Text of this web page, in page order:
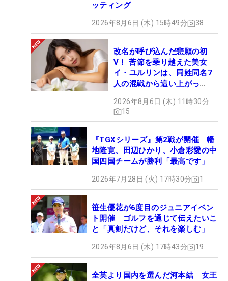
ッティング
2026年8月6日 (木) 15時49分 38
改名が呼び込んだ悲願の初
V！ 苦節を乗り越えた美女
イ・ユルリンは、同姓同名7
人の混戦から這い上がっ
2026年8月6日 (木) 11時30分
15
『TGXシリーズ』第2戦が開催 幡
地隆寛、田辺ひかり、小倉彩愛の中
国四国チームが勝利「最高です」
2026年7月28日 (火) 17時30分 1
笹生優花が6度目のジュニアイベン
ト開催 ゴルフを通じて伝えたいこ
と「真剣だけど、それを楽しむ」
2026年8月6日 (木) 17時43分 19
全英より国内を選んだ河本結 女王